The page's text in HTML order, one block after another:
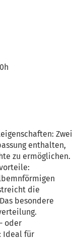
Zwei
enthalten,
zu ermöglichen.
die
besondere
oder
Ideal für